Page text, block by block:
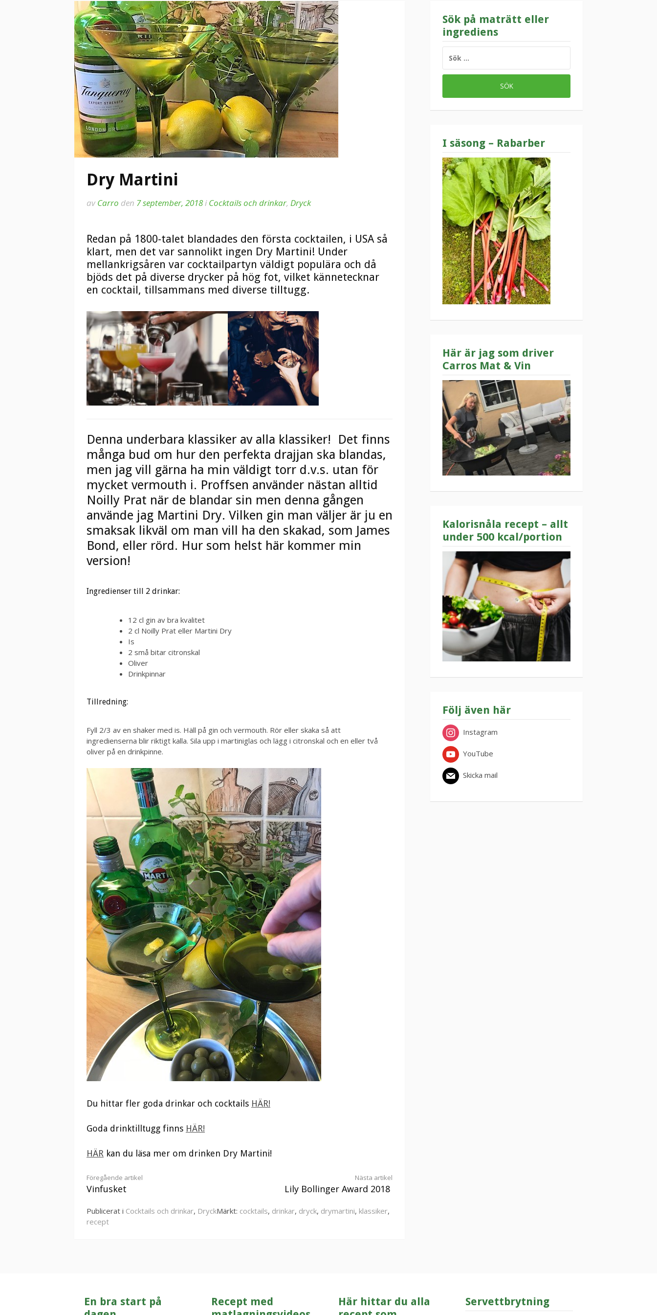
Dry Martini
avCarro den 7 september, 2018iCocktails och drinkar, Dryck
Redan på 1800-talet blandades den första cocktailen, i USA så
klart, men det var sannolikt ingen Dry Martini! Under
mellankrigsåren var cocktailpartyn väldigt populära och då
bjöds det på diverse drycker på hög fot, vilket kännetecknar
en cocktail, tillsammans med diverse tilltugg.
Denna underbara klassiker av alla klassiker! Det finns
många bud om hur den perfekta drajjan ska blandas,
men jag vill gärna ha min väldigt torr d.v.s. utan för
mycket vermouth i. Proffsen använder nästan alltid
Noilly Prat när de blandar sin men denna gången
använde jag Martini Dry. Vilken gin man väljer är ju en
smaksak likväl om man vill ha den skakad, som James
Bond, eller rörd. Hur som helst här kommer min
version!
Ingredienser till 2 drinkar:
12 cl gin av bra kvalitet
2 cl Noilly Prat eller Martini Dry
Is
2 små bitar citronskal
Oliver
Drinkpinnar
Tillredning:
Fyll 2/3 av en shaker med is. Häll på gin och vermouth. Rör eller skaka så att
ingredienserna blir riktigt kalla. Sila upp i martiniglas och lägg i citronskal och en eller två
oliver på en drinkpinne.
Du hittar fler goda drinkar och cocktails HÄR!
Goda drinktilltugg finns HÄR!
HÄR kan du läsa mer om drinken Dry Martini!
Fortsätt
Föregående artikel
Vinfusket
Nästa artikel
Lily Bollinger Award 2018
Publicerat i Cocktails och drinkar, DryckMärkt: cocktails, drinkar, dryck, drymartini, klassiker,
recept
Sök på maträtt eller
ingrediens
EFTER:
I säsong – Rabarber
Här är jag som driver
Carros Mat & Vin
Kalorisnåla recept – allt
under 500 kcal/portion
Följ även här
Instagram
YouTube
Skicka mail
En bra start på
Recept med
Här hittar du alla
Servettbrytning